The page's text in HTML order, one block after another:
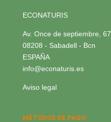
ECONATURIS
Av. Once de septiembre, 67
08208 - Sabadell - Bcn
ESPAÑA
info@econaturis.es
Aviso legal
MÉTODOS DE PAGO: